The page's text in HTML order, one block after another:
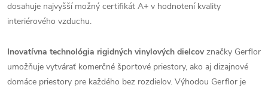
dosahuje najvyšší možný certifikát A+ v hodnotení kvality
interiérového vzduchu.
Inovatívna technológia rigidných vinylových dielcovznačky Gerflor
umožňuje vytvárať komerčné športové priestory, ako aj dizajnové
domáce priestory pre každého bez rozdielov. Výhodou Gerflor je